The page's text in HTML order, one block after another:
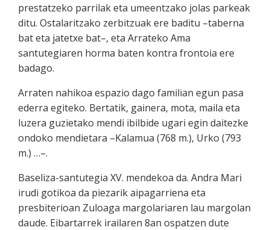
prestatzeko parrilak eta umeentzako jolas parkeak
ditu. Ostalaritzako zerbitzuak ere baditu –taberna
bat eta jatetxe bat–, eta Arrateko Ama
santutegiaren horma baten kontra frontoia ere
badago.
Arraten nahikoa espazio dago familian egun pasa
ederra egiteko. Bertatik, gainera, mota, maila eta
luzera guzietako mendi ibilbide ugari egin daitezke
ondoko mendietara –Kalamua (768 m.), Urko (793
m.) …–.
Baseliza-santutegia XV. mendekoa da. Andra Mari
irudi gotikoa da piezarik aipagarriena eta
presbiterioan Zuloaga margolariaren lau margolan
daude. Eibartarrek irailaren 8an ospatzen dute